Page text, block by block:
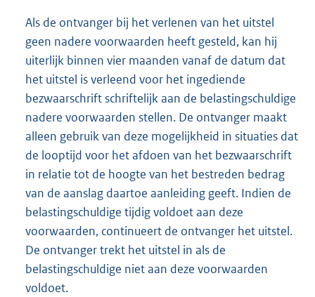
Als de ontvanger bij het verlenen van het uitstel
geen nadere voorwaarden heeft gesteld, kan hij
uiterlijk binnen vier maanden vanaf de datum dat
het uitstel is verleend voor het ingediende
bezwaarschrift schriftelijk aan de belastingschuldige
nadere voorwaarden stellen. De ontvanger maakt
alleen gebruik van deze mogelijkheid in situaties dat
de looptijd voor het afdoen van het bezwaarschrift
in relatie tot de hoogte van het bestreden bedrag
van de aanslag daartoe aanleiding geeft. Indien de
belastingschuldige tijdig voldoet aan deze
voorwaarden, continueert de ontvanger het uitstel.
De ontvanger trekt het uitstel in als de
belastingschuldige niet aan deze voorwaarden
voldoet.